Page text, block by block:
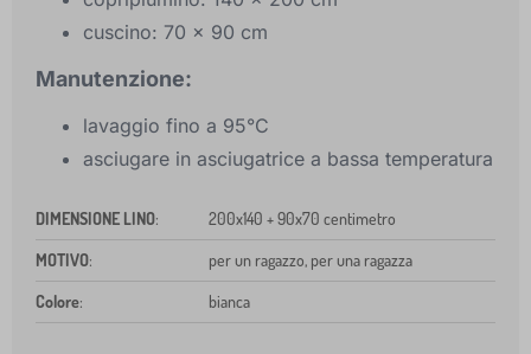
cuscino: 70 x 90 cm
Manutenzione:
lavaggio fino a 95°C
asciugare in asciugatrice a bassa temperatura
DIMENSIONE LINO: 200x140 + 90x70 centimetro
MOTIVO: per un ragazzo, per una ragazza
Colore: bianca